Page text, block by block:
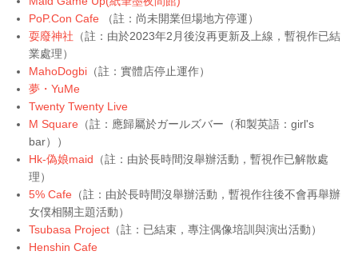
PoP.Con Cafe
（註：尚未開業但場地方停運）
耍廢神社 （註：由於2023年2月後沒再更新及上線，暫視作已結
業處理）
MahoDogbi （註：實體店停止運作）
夢・YuMe
Twenty Twenty Live
M Square （註：應歸屬於ガールズバー（和製英語：girl's
bar））
Hk-偽娘maid （註：由於長時間沒舉辦活動，暫視作已解散處
理）
5% Cafe （註：由於長時間沒舉辦活動，暫視作往後不會再舉辦
女僕相關主題活動）
Tsubasa Project （註：已結束，專注偶像培訓與演出活動）
Henshin Cafe